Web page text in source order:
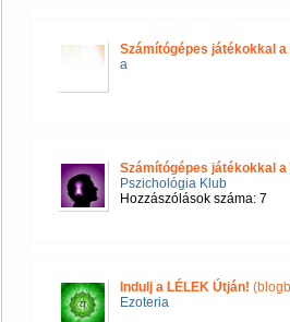
Számítógépes játékokkal
a
Számítógépes játékokkal
Pszichológia Klub
Hozzászólások száma: 7
Indulj a LÉLEK Útján!
Ezoteria